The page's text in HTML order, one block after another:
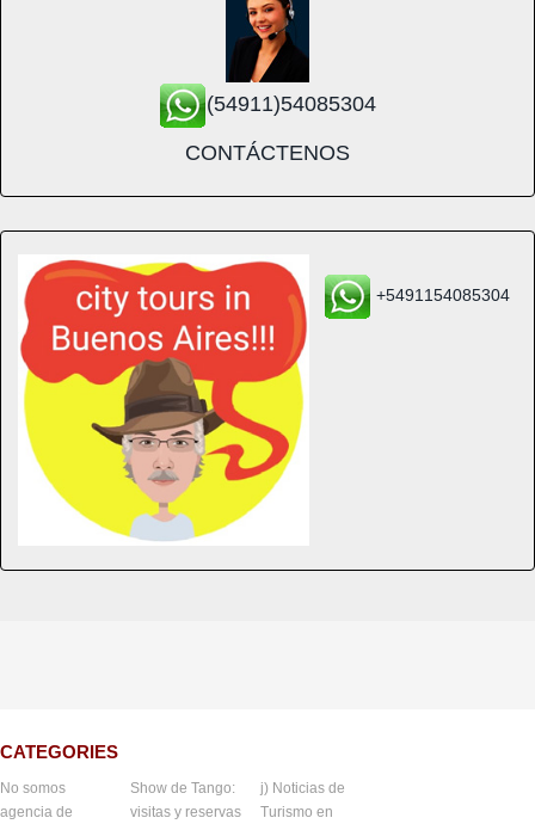
(54911)54085304
CONTÁCTENOS
+5491154085304
CATEGORIES
No somos
agencia de
Show de Tango:
visitas y reservas
j) Noticias de
Turismo en